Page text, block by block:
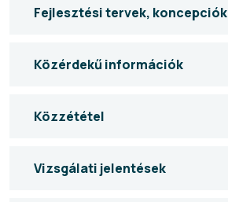
Fejlesztési tervek, koncepciók
Közérdekű információk
Közzététel
Vizsgálati jelentések